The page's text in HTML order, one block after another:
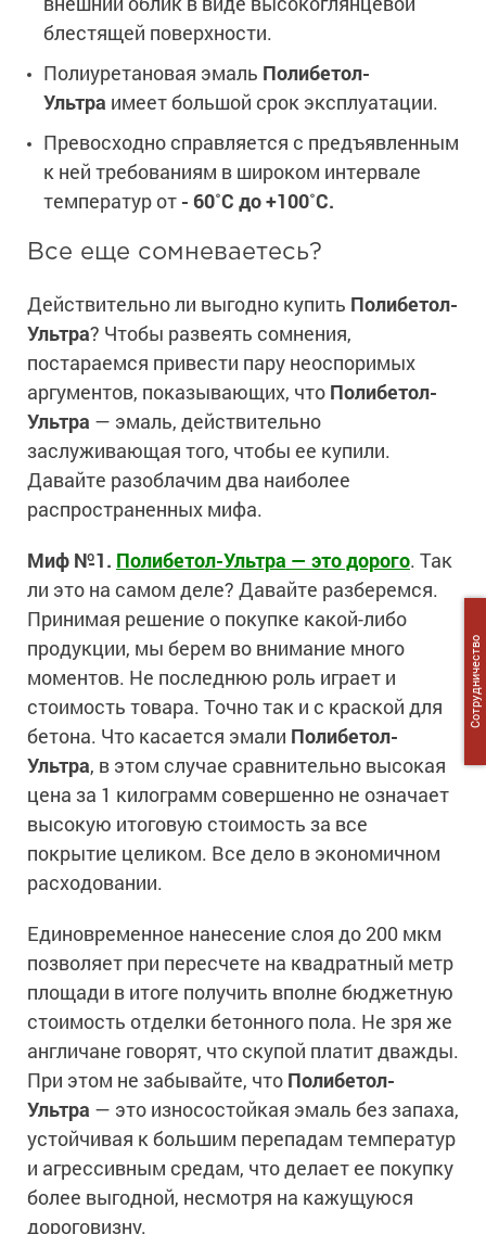
блестящей поверхности.
Полиуретановая эмаль Полибетол-
Ультра имеет большой срок эксплуатации.
Превосходно справляется с предъявленным
к ней требованиям в широком интервале
температур от - 60˚С до +100˚С.
Все еще сомневаетесь?
Действительно ли выгодно купить Полибетол-
Ультра? Чтобы развеять сомнения,
постараемся привести пару неоспоримых
аргументов, показывающих, что Полибетол-
Ультра — эмаль, действительно
заслуживающая того, чтобы ее купили.
Давайте разоблачим два наиболее
распространенных мифа.
Миф №1. Полибетол-Ультра — это дорого. Так
ли это на самом деле? Давайте разберемся.
Принимая решение о покупке какой-либо
продукции, мы берем во внимание много
моментов. Не последнюю роль играет и
стоимость товара. Точно так и с краской для
бетона. Что касается эмали Полибетол-
Ультра, в этом случае сравнительно высокая
цена за 1 килограмм совершенно не означает
высокую итоговую стоимость за все
покрытие целиком. Все дело в экономичном
расходовании.
Единовременное нанесение слоя до 200 мкм
позволяет при пересчете на квадратный метр
площади в итоге получить вполне бюджетную
стоимость отделки бетонного пола. Не зря же
англичане говорят, что скупой платит дважды.
При этом не забывайте, что Полибетол-
Ультра — это износостойкая эмаль без запаха,
устойчивая к большим перепадам температур
и агрессивным средам, что делает ее покупку
более выгодной, несмотря на кажущуюся
дороговизну.
Сотрудничество